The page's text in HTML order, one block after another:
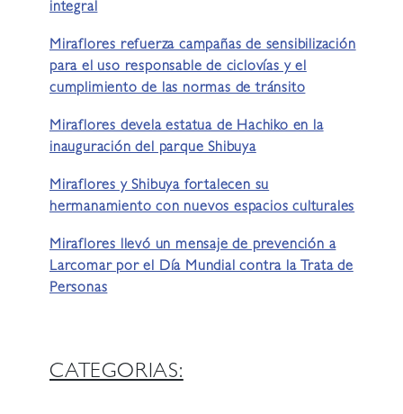
integral
Miraflores refuerza campañas de sensibilización
para el uso responsable de ciclovías y el
cumplimiento de las normas de tránsito
Miraflores devela estatua de Hachiko en la
inauguración del parque Shibuya
Miraflores y Shibuya fortalecen su
hermanamiento con nuevos espacios culturales
Miraflores llevó un mensaje de prevención a
Larcomar por el Día Mundial contra la Trata de
Personas
CATEGORIAS: